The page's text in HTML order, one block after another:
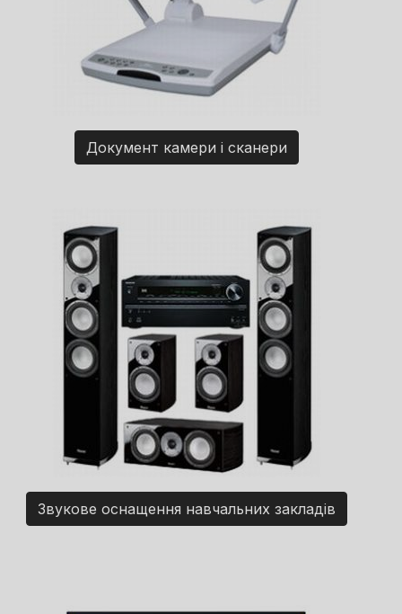
Документ камери і сканери
Звукове оснащення навчальних закладів